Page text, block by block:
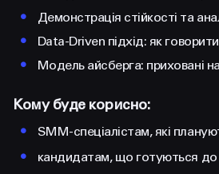
•
Демонстрація стійкості та
•
Data-Driven підхід: як
•
Модель айсберга: приховані
Кому буде корисно:
•
SMM-спеціалістам, які
•
кандидатам, що готуються до